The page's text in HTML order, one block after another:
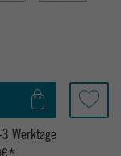
Werktage